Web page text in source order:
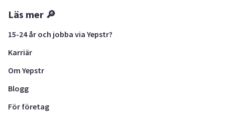
Läs mer 🔎
15-24 år och jobba via Yepstr?
Karriär
Om Yepstr
Blogg
För företag